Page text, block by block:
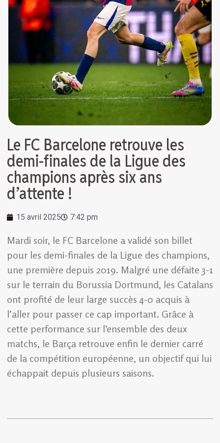
Le FC Barcelone retrouve les
demi-finales de la Ligue des
champions après six ans
d’attente !
15 avril 2025 7:42 pm
Mardi soir, le FC Barcelone a validé son billet
pour les demi-finales de la Ligue des champions,
une première depuis 2019. Malgré une défaite 3-1
sur le terrain du Borussia Dortmund, les Catalans
ont profité de leur large succès 4-0 acquis à
l’aller pour passer ce cap important. Grâce à
cette performance sur l’ensemble des deux
matchs, le Barça retrouve enfin le dernier carré
de la compétition européenne, un objectif qui lui
échappait depuis plusieurs saisons.